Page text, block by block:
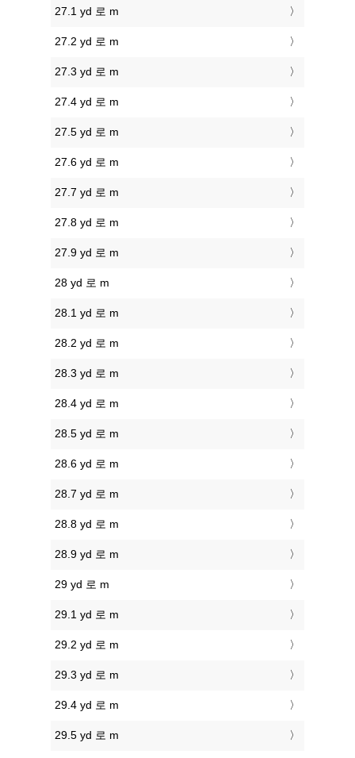
27.1 yd 로 m
27.2 yd 로 m
27.3 yd 로 m
27.4 yd 로 m
27.5 yd 로 m
27.6 yd 로 m
27.7 yd 로 m
27.8 yd 로 m
27.9 yd 로 m
28 yd 로 m
28.1 yd 로 m
28.2 yd 로 m
28.3 yd 로 m
28.4 yd 로 m
28.5 yd 로 m
28.6 yd 로 m
28.7 yd 로 m
28.8 yd 로 m
28.9 yd 로 m
29 yd 로 m
29.1 yd 로 m
29.2 yd 로 m
29.3 yd 로 m
29.4 yd 로 m
29.5 yd 로 m